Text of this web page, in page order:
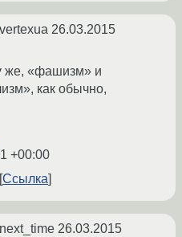
26.03.2015
же, «фашизм» и
как обычно,
+00:00
Ссылка
26.03.2015